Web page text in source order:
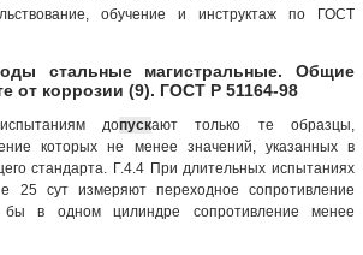
обучение и инструктаж по ГОСТ
стальные магистральные. Общие
от коррозии (9). ГОСТ Р 51164-98
допускают только те образцы,
которых не менее значений, указанных в
стандарта. Г.4.4 При длительных испытаниях
25 сут измеряют переходное сопротивление
в одном цилиндре сопротивление менее